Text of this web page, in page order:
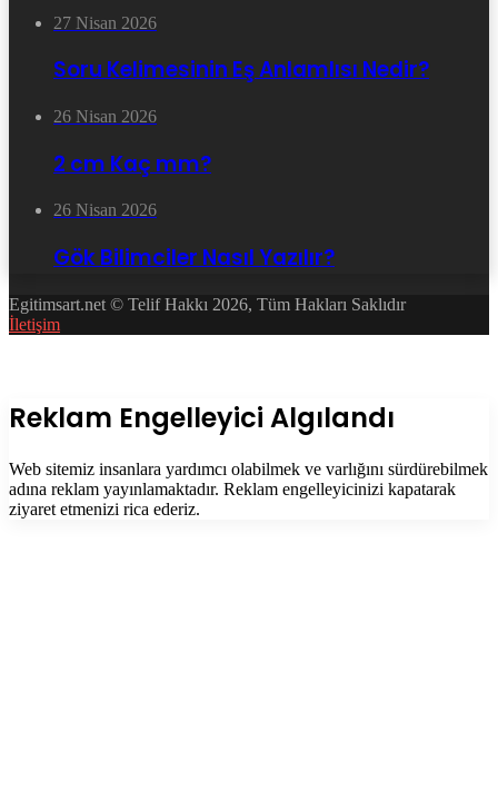
27 Nisan 2026
Soru Kelimesinin Eş Anlamlısı Nedir?
26 Nisan 2026
2 cm Kaç mm?
26 Nisan 2026
Gök Bilimciler Nasıl Yazılır?
Egitimsart.net © Telif Hakkı 2026, Tüm Hakları Saklıdır
İletişim
Kapalı
Reklam Engelleyici Algılandı
Web sitemiz insanlara yardımcı olabilmek ve varlığını sürdürebilmek
adına reklam yayınlamaktadır. Reklam engelleyicinizi kapatarak
ziyaret etmenizi rica ederiz.